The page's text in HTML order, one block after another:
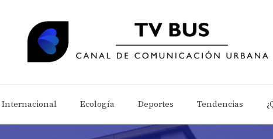
Internacional Ecología Deportes Tendencias